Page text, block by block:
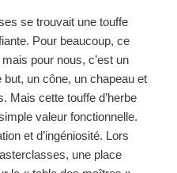
se trouvait une touffe
Pour beaucoup, ce
mais pour nous, c’est un
un cône, un chapeau et
Mais cette touffe d’herbe
valeur fonctionnelle.
et d’ingéniosité. Lors
une place